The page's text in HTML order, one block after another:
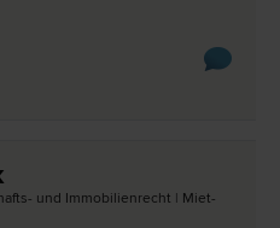
und Immobilien­recht | Miet­